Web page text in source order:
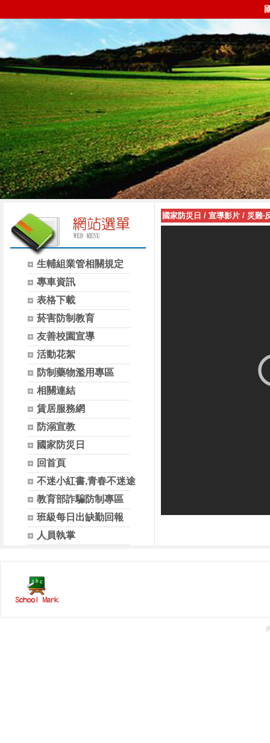
生輔組業管相關規定
專車資訊
表格下載
菸害防制教育
友善校園宣導
活動花絮
防制藥物濫用專區
相關連結
賃居服務網
防溺宣教
國家防災日
回首頁
不迷小紅書,青春不迷途
教育部詐騙防制專區
班級每日出缺勤回報
人員執掌
國家防災日 / 宣導影片 / 災難‧